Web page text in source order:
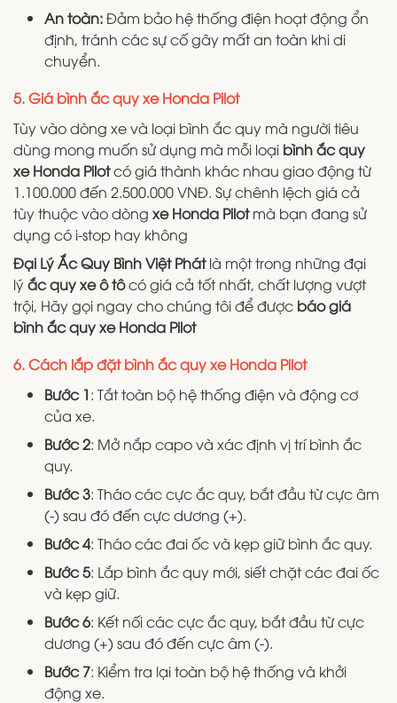
An toàn:Đảm bảo hệ thống điện hoạt động ổn
định, tránh các sự cố gây mất an toàn khi di
chuyển.
5. Giá bình ắc quy xe Honda Pilot
Tùy vào dòng xe và loại bình ắc quy mà người tiêu
dùng mong muốn sử dụng mà mỗi loại bình ắc quy
xe Honda Pilotcó giá thành khác nhau giao động từ
1.100.000 đến 2.500.000 VNĐ. Sự chênh lệch giá cả
tùy thuộc vào dòng xe Honda Pilotmà bạn đang sử
dụng có i-stop hay không
Đại Lý Ắc Quy Bình Việt Phátlà một trong những đại
lýắc quy xe ô tôcó giá cả tốt nhất, chất lượng vượt
trội, Hãy gọi ngay cho chúng tôi để được báo giá
bình ắc quy xe Honda Pilot
6. Cách lắp đặt bình ắc quy xe Honda Pilot
Bước 1: Tắt toàn bộ hệ thống điện và động cơ
của xe.
Bước 2: Mở nắp capo và xác định vị trí bình ắc
quy.
Bước 3: Tháo các cực ắc quy, bắt đầu từ cực âm
(-) sau đó đến cực dương (+).
Bước 4: Tháo các đai ốc và kẹp giữ bình ắc quy.
Bước 5: Lắp bình ắc quy mới, siết chặt các đai ốc
và kẹp giữ.
Bước 6: Kết nối các cực ắc quy, bắt đầu từ cực
dương (+) sau đó đến cực âm (-).
Bước 7: Kiểm tra lại toàn bộ hệ thống và khởi
động xe.